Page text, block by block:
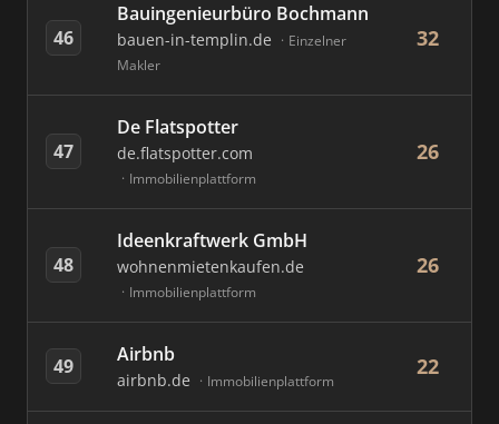
46
Bauingenieurbüro Bochmann
bauen-in-templin.de
Einzelner
Makler
32
47
De Flatspotter
de.flatspotter.com
Immobilienplattform
26
48
Ideenkraftwerk GmbH
wohnenmietenkaufen.de
Immobilienplattform
26
49 Airbnb
airbnb.de Immobilienplattform
22